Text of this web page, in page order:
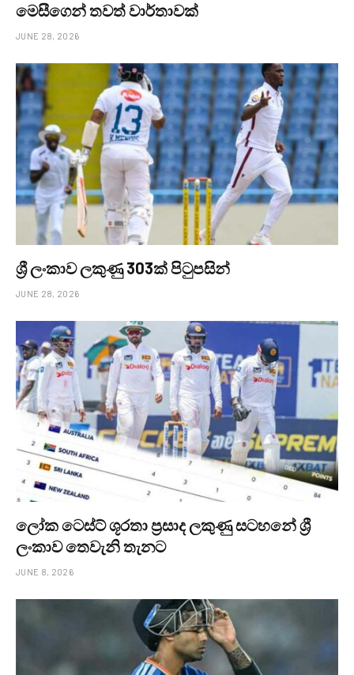
මෙසීගෙන් තවත් වාර්තාවක්
JUNE 28, 2026
ශ්‍රී ලංකාව ලකුණු 303ක් පිටුපසින්
JUNE 28, 2026
ලෝක ටෙස්ට් ශූරතා ප්‍රසාද ලකුණු සටහනේ ශ්‍රී
ලංකාව තෙවැනි තැනට
JUNE 8, 2026